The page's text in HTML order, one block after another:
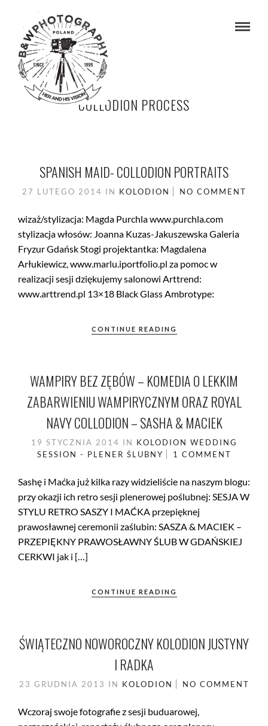
COLLODION PROCESS
SPANISH MAID- COLLODION PORTRAITS
27 LUTEGO 2014 IN KOLODION NO COMMENT
wizaż/stylizacja: Magda Purchla www.purchla.com
stylizacja włosów: Joanna Kuzas-Jakuszewska Galeria
Fryzur Gdańsk Stogi projektantka: Magdalena
Arłukiewicz, www.marlu.iportfolio.pl za pomoc w
realizacji sesji dziękujemy salonowi Arttrend:
www.arttrend.pl 13×18 Black Glass Ambrotype:
CONTINUE READING
WAMPIRY BEZ ZĘBÓW – KOMEDIA O LEKKIM
ZABARWIENIU WAMPIRYCZNYM ORAZ ROYAL
NAVY COLLODION – SASHA & MACIEK
19 STYCZNIA 2014 IN KOLODION WEDDING
SESSION - PLENER ŚLUBNY
1 COMMENT
Sashę i Maćka już kilka razy widzieliście na naszym blogu:
przy okazji ich retro sesji plenerowej poślubnej: SESJA W
STYLU RETRO SASZY I MAĆKA przepięknej
prawosławnej ceremonii zaślubin: SASZA & MACIEK –
PRZEPIĘKNY PRAWOSŁAWNY ŚLUB W GDAŃSKIEJ
CERKWI jak i […]
CONTINUE READING
ŚWIĄTECZNO NOWOROCZNY KOLODION JUSTYNY
I RADKA
23 GRUDNIA 2013 IN KOLODION NO COMMENT
Wczoraj swoje fotografie z sesji buduarowej,